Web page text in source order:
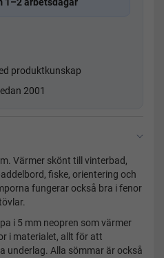
1–2 arbetsdagar
produktkunskap
2001
Värmer skönt till vinterbad,
fiske, orientering och
fungerar också bra i fenor
i 5 mm neopren som värmer
i materialet, allt för att
underlag. Alla sömmar är också